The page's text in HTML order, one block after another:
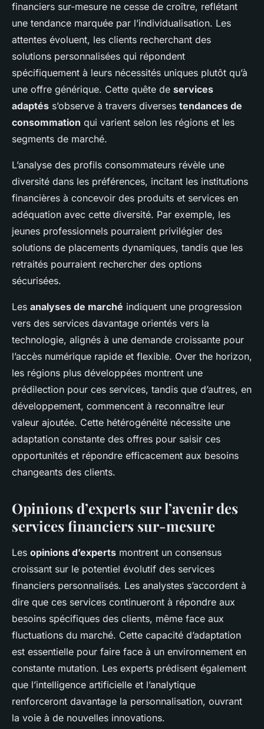
financiers sur-mesure ne cesse de croître, reflétant
une tendance marquée par l’individualisation. Les
attentes évoluent, les clients recherchant des
solutions personnalisées qui répondent
spécifiquement à leurs nécessités uniques plutôt qu’à
une offre générique. Cette quête de services
adaptés s’observe à travers diverses tendances de
consommation qui varient selon les régions et les
segments de marché.
L’analyse des profils consommateurs révèle une
diversité dans les préférences, incitant les institutions
financières à concevoir des produits et services en
adéquation avec cette diversité. Par exemple, les
jeunes professionnels pourraient privilégier des
solutions de placements dynamiques, tandis que les
retraités pourraient rechercher des options
sécurisées.
Les analyses de marché indiquent une progression
vers des services davantage orientés vers la
technologie, alignés à une demande croissante pour
l’accès numérique rapide et flexible. Over the horizon,
les régions plus développées montrent une
prédilection pour ces services, tandis que d’autres, en
développement, commencent à reconnaître leur
valeur ajoutée. Cette hétérogénéité nécessite une
adaptation constante des offres pour saisir ces
opportunités et répondre efficacement aux besoins
changeants des clients.
Opinions d’experts sur l’avenir des
services financiers sur-mesure
Les opinions d’experts montrent un consensus
croissant sur le potentiel évolutif des services
financiers personnalisés. Les analystes s’accordent à
dire que ces services continueront à répondre aux
besoins spécifiques des clients, même face aux
fluctuations du marché. Cette capacité d’adaptation
est essentielle pour faire face à un environnement en
constante mutation. Les experts prédisent également
que l’intelligence artificielle et l’analytique
renforceront davantage la personnalisation, ouvrant
la voie à de nouvelles innovations.